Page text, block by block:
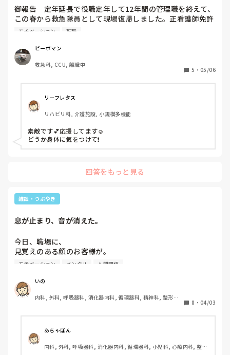
と思ってしまいました😓
御報告　定年延長で役職定年して12年間の管理職を終えて、
この春から救急隊員として現場復帰しました。正看護師免許
を有する救命士とはいえ、救命士としてはまだ活動できず、
らねえし、隊長はうるさいし…でも私のようなリサイクル品
を育てようとしているのでありがたく思います。秋までに救
命士として活動し認定気管挿管と認定薬剤投与資格を復活さ
に寄り添って声をかけることに管理職ではできなかっので喜
びを感じています。そんなわけでピーポーマン復活なのであ
ります。運転下手なので道を譲ってくださいね〜皆さん〜
モチベーション 転職
ピーポマン
救急科, CCU, 離職中
5 ・ 05/06
リーフレタス
リハビリ科, 介護施設, 小規模多機能
素敵です💕応援してます☺️
どうか身体に気をつけて❗
回答をもっと見る
雑談・つぶやき
息が止まり、音が消えた。
今日、職場に、
見覚えのある顔のお客様が。
声もなんだか聞き覚えが…。
お母様と2人で来ていたみたい。
見覚えのあるお客様
｢コレ(クーポン)使えますか？｣
モチベーション メンタル 人間関係
いの
内科, 外科, 呼吸器科, 消化器内科, 循環器科, 精神科, 整形外
8 ・ 04/03
あちゃぽん
内科, 外科, 呼吸器科, 消化器内科, 循環器科, 小児科, 心療内科, 整形